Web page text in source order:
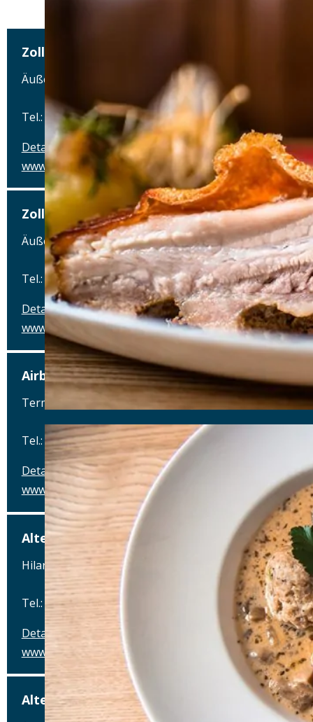
Zollhaus
Äußere Münchener Straße 83, 84036 Landshut
Tel.: Tel.: 0871-27552263
Details
www.zollhaus-landshut.de
Zollhaus
Äußere Münchener Straße 83, 84036 Landshut
Tel.: Tel.: 0871-27552263
Details
www.zollhaus-landshut.de
Airbräu am Flughafen München
Terminalstraße Mitte 18, 85356 München-Flughafen
Tel.: Tel.: 089 - 97593111
Details
www.airbraeu.de
Alte Brauerei Mertingen
Hilaria-Lechner-Straße 21, 86690 Mertingen
Tel.: Tel.: 09078-912320
Details
www.alte-brauerei-mertingen.de
Alte Posthalterei